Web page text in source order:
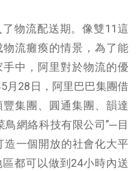
物流配送期。像雙11這
流癱瘓的情景，為了能
中，阿里對於物流的優
月28日，阿里巴巴集團借
集團、圓通集團、韻達
鳥網絡科技有限公司”─目
一個開放的社會化大平
都可以做到24小時內送